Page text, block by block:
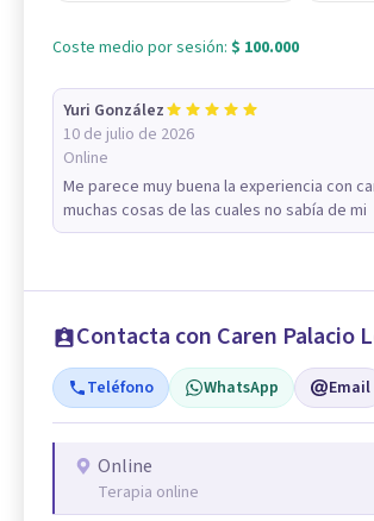
Coste medio por sesión: $ 100.000
Yuri González
10 de julio de 2026
Online
Me parece muy buena la experiencia con
muchas cosas de las cuales no sabía de mi
Contacta con Caren Palacio
Teléfono WhatsApp Email
Online
Terapia online